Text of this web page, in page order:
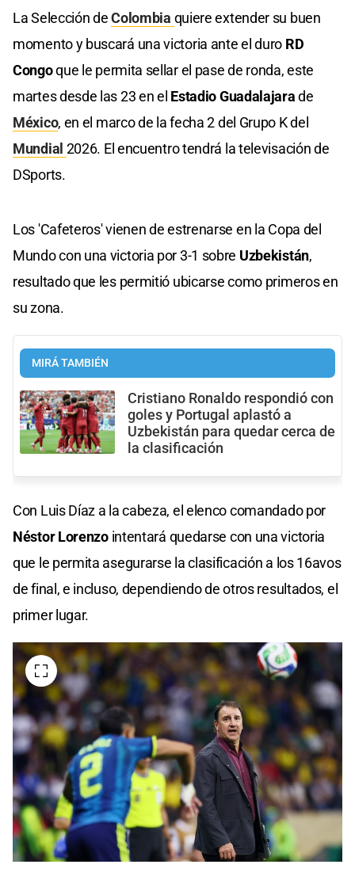
La Selección deColombia quiere extender su buen
momento y buscará una victoria ante el duro RD
Congoque le permita sellar el pase de ronda, este
martes desde las 23 en el Estadio Guadalajarade
México, en el marco de la fecha 2 del Grupo K del
Mundial 2026. El encuentro tendrá la televisación de
DSports.
Los 'Cafeteros' vienen de estrenarse en la Copa del
Mundo con una victoria por 3-1 sobre Uzbekistán,
resultado que les permitió ubicarse como primeros en
su zona.
MIRÁ TAMBIÉN
Cristiano Ronaldo respondió con
goles y Portugal aplastó a
Uzbekistán para quedar cerca de
la clasificación
Con Luis Díaz a la cabeza, el elenco comandado por
Néstor Lorenzointentará quedarse con una victoria
que le permita asegurarse la clasificación a los 16avos
de final, e incluso, dependiendo de otros resultados, el
primer lugar.